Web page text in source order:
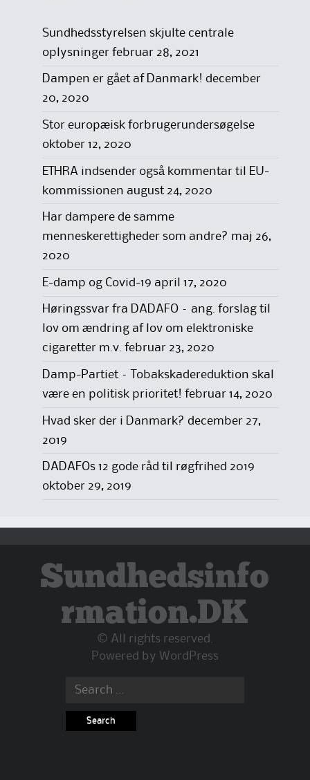
Sundhedsstyrelsen skjulte centrale
oplysninger februar 28, 2021
Dampen er gået af Danmark! december
20, 2020
Stor europæisk forbrugerundersøgelse
oktober 12, 2020
ETHRA indsender også kommentar til EU-
kommissionen august 24, 2020
Har dampere de samme
menneskerettigheder som andre? maj 26,
2020
E-damp og Covid-19 april 17, 2020
Høringssvar fra DADAFO – ang. forslag til
lov om ændring af lov om elektroniske
cigaretter m.v. februar 23, 2020
Damp-Partiet – Tobakskadereduktion skal
være en politisk prioritet! februar 14, 2020
Hvad sker der i Danmark? december 27,
2019
DADAFOs 12 gode råd til røgfrihed 2019
oktober 29, 2019
Sundhedsinfo
rmation.DK
© All rights reserved.
Powered by WordPress
Search